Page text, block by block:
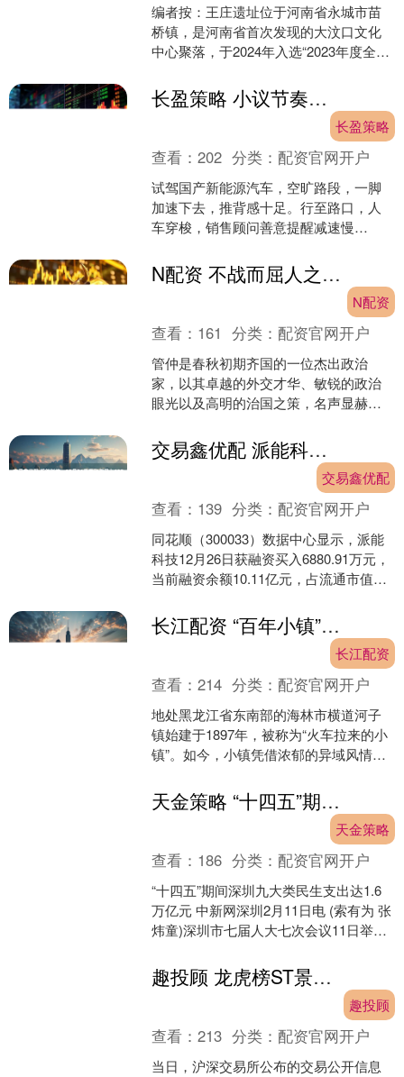
编者按：王庄遗址位于河南省永城市苗
桥镇，是河南省首次发现的大汶口文化
中心聚落，于2024年入选“2023年度全国
家文物局....
长盈策略 小议节奏感（人民论坛）
长盈策略
查看：202 分类：配资官网开户
试驾国产新能源汽车，空旷路段，一脚
加速下去，推背感十足。行至路口，人
车穿梭，销售顾问善意提醒减速慢
奏感。” 此话细细品味，颇.... N配资 不战而屈人之兵的管仲三策，实质相同为何三次得逞？
N配资
查看： 161 分类：配资官网开户
管仲是春秋初期齐国的一位杰出政治
家，以其卓越的外交才华、敏锐的政治
眼光以及高明的治国之策，名声显赫，
的成功离不开他在处理外部关....
交易鑫优配 派能科技：12月26日获融资买入688091万元
交易鑫优配
查看： 139 分类：配资官网开户
同花顺（300033）数据中心显示，派能
科技12月26日获融资买入6880.91万元，
当前融资余额10.11亿元，占流通市值的
长江配资 “百年小镇”横道河子的冬日浪漫
长江配资
查看：214 分类：配资官网开户
地处黑龙江省东南部的海林市横道河子
镇始建于1897年，被称为“火车拉来的小
镇”。如今，小镇凭借浓郁的异域风情和
地。 在社交媒体上....
天金策略 “十四五”期间深圳九大类民生支出达1.6万亿元
天金策略
查看： 186 分类：配资官网开户
“十四五”期间深圳九大类民生支出达1.6
万亿元 中新网深圳2月11日电 (索有为 张
炜童)深圳市七届人大七次会议11日举行
五....
趣投顾 龙虎榜ST景峰涨386%, 中信建投证券上海营口路净买入13930万元
趣投顾
查看：213 分类：配资官网开户
当日，沪深交易所公布的交易公开信息